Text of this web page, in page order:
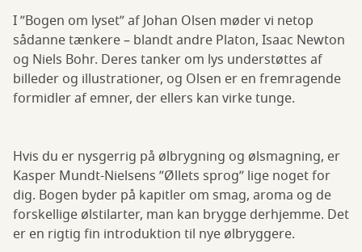
I ”Bogen om lyset” af Johan Olsen møder vi netop
sådanne tænkere – blandt andre Platon, Isaac Newton
og Niels Bohr. Deres tanker om lys understøttes af
billeder og illustrationer, og Olsen er en fremragende
formidler af emner, der ellers kan virke tunge.
Hvis du er nysgerrig på ølbrygning og ølsmagning, er
Kasper Mundt-Nielsens ”Øllets sprog” lige noget for
dig. Bogen byder på kapitler om smag, aroma og de
forskellige ølstilarter, man kan brygge derhjemme. Det
er en rigtig fin introduktion til nye ølbryggere.